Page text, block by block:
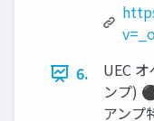
6.
UEC
ンプ)
アンプ